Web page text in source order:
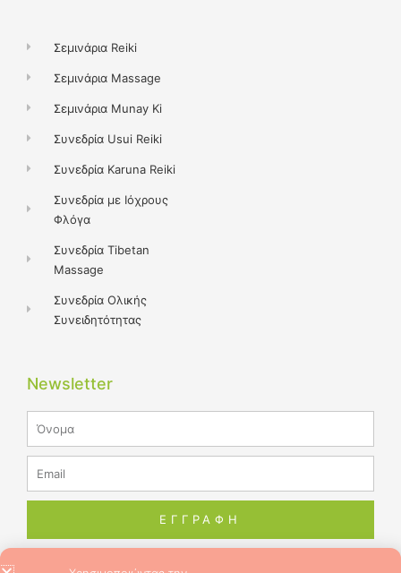
m
Σεμινάρια Reiki
Σεμινάρια Massage
Σεμινάρια Munay Ki
Συνεδρία Usui Reiki
Συνεδρία Karuna Reiki
Συνεδρία με Ιόχρους
Φλόγα
Συνεδρία Tibetan
Massage
Συνεδρία Ολικής
Συνειδητότητας
Newsletter
ΕΓΓΡΑΦΗ